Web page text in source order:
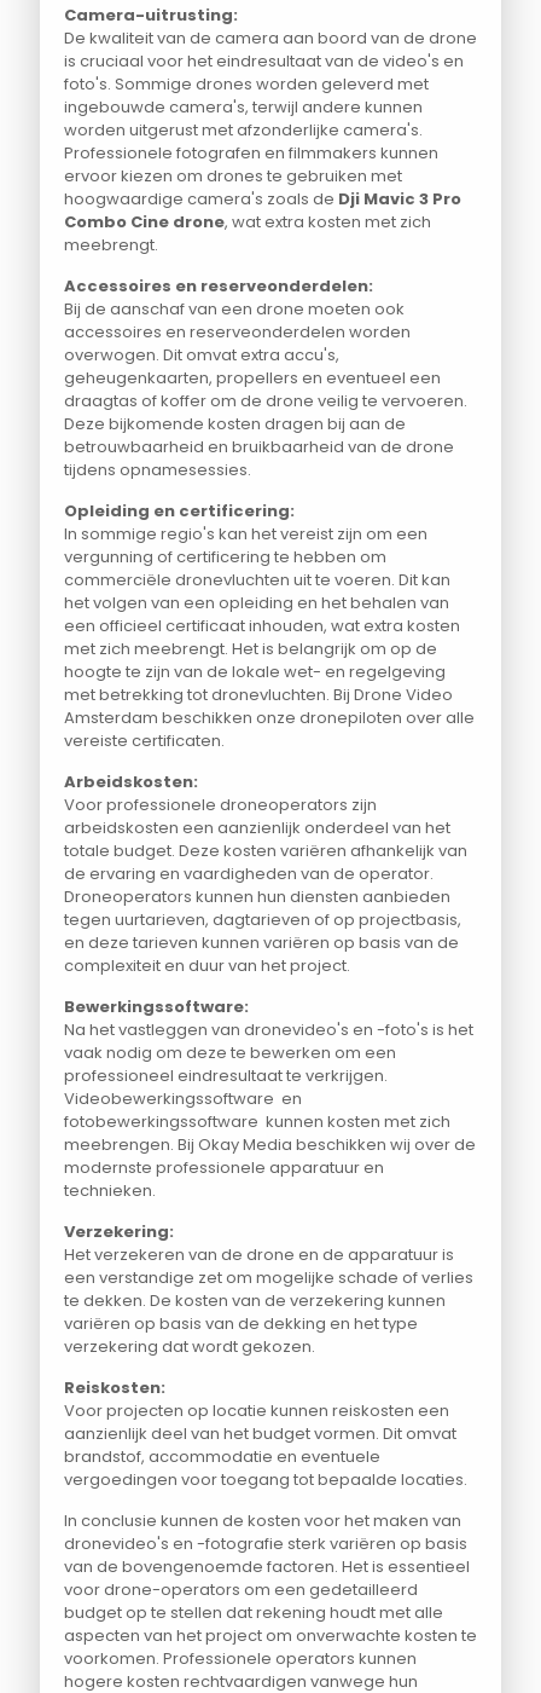
Camera-uitrusting:
De kwaliteit van de camera aan boord van de drone
is cruciaal voor het eindresultaat van de video's en
foto's. Sommige drones worden geleverd met
ingebouwde camera's, terwijl andere kunnen
worden uitgerust met afzonderlijke camera's.
Professionele fotografen en filmmakers kunnen
ervoor kiezen om drones te gebruiken met
hoogwaardige camera's zoals de Dji Mavic 3 Pro
Combo Cine drone, wat extra kosten met zich
meebrengt.
Accessoires en reserveonderdelen:
Bij de aanschaf van een drone moeten ook
accessoires en reserveonderdelen worden
overwogen. Dit omvat extra accu's,
geheugenkaarten, propellers en eventueel een
draagtas of koffer om de drone veilig te vervoeren.
Deze bijkomende kosten dragen bij aan de
betrouwbaarheid en bruikbaarheid van de drone
tijdens opnamesessies.
Opleiding en certificering:
In sommige regio's kan het vereist zijn om een
vergunning of certificering te hebben om
commerciële dronevluchten uit te voeren. Dit kan
het volgen van een opleiding en het behalen van
een officieel certificaat inhouden, wat extra kosten
met zich meebrengt. Het is belangrijk om op de
hoogte te zijn van de lokale wet- en regelgeving
met betrekking tot dronevluchten. Bij Drone Video
Amsterdam beschikken onze dronepiloten over alle
vereiste certificaten.
Arbeidskosten:
Voor professionele droneoperators zijn
arbeidskosten een aanzienlijk onderdeel van het
totale budget. Deze kosten variëren afhankelijk van
de ervaring en vaardigheden van de operator.
Droneoperators kunnen hun diensten aanbieden
tegen uurtarieven, dagtarieven of op projectbasis,
en deze tarieven kunnen variëren op basis van de
complexiteit en duur van het project.
Bewerkingssoftware:
Na het vastleggen van dronevideo's en -foto's is het
vaak nodig om deze te bewerken om een
professioneel eindresultaat te verkrijgen.
Videobewerkingssoftware en
fotobewerkingssoftware kunnen kosten met zich
meebrengen. Bij Okay Media beschikken wij over de
modernste professionele apparatuur en
technieken.
Verzekering:
Het verzekeren van de drone en de apparatuur is
een verstandige zet om mogelijke schade of verlies
te dekken. De kosten van de verzekering kunnen
variëren op basis van de dekking en het type
verzekering dat wordt gekozen.
Reiskosten:
Voor projecten op locatie kunnen reiskosten een
aanzienlijk deel van het budget vormen. Dit omvat
brandstof, accommodatie en eventuele
vergoedingen voor toegang tot bepaalde locaties.
In conclusie kunnen de kosten voor het maken van
dronevideo's en -fotografie sterk variëren op basis
van de bovengenoemde factoren. Het is essentieel
voor drone-operators om een gedetailleerd
budget op te stellen dat rekening houdt met alle
aspecten van het project om onverwachte kosten te
voorkomen. Professionele operators kunnen
hogere kosten rechtvaardigen vanwege hun